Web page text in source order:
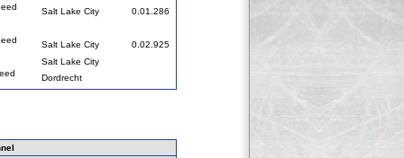
Salt Lake City 0.01.286
Salt Lake City
0.02.925
Salt Lake City
Dordrecht